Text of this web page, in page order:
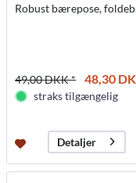
Robust bærepose,
49,00 DKK * 48,30
straks tilgængelig
Detaljer